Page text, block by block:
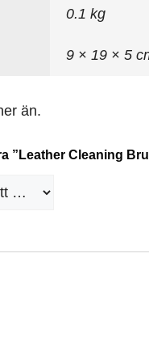
0.1 kg
9 × 19 × 5
än.
”Leather Cleaning